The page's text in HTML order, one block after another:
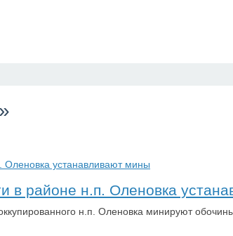
в районе н.п. Оленовка
н.п. Оленовка минируют